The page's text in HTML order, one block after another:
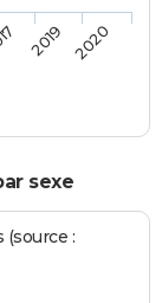
2019 2020
sexe
: